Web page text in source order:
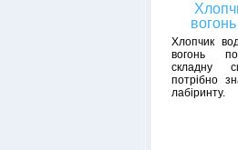
Хлопчик
вогонь
складну
потрібно
лабіринту.